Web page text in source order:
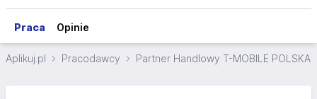
Praca Opinie
Aplikuj.pl Pracodawcy Partner Handlowy T-MOBILE POLSKA